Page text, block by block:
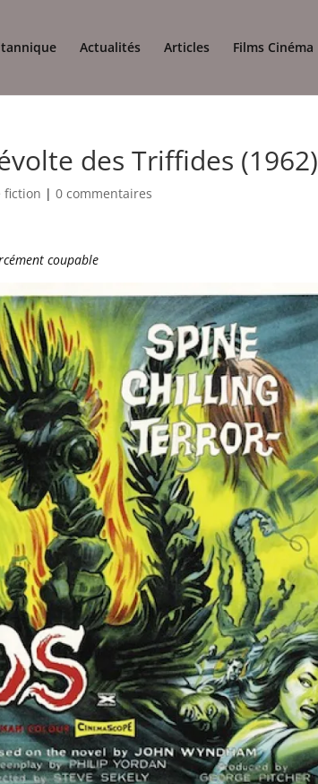
Actualités Articles Films Cinéma
des Triffides (1962)
fiction |0 commentaires
coupable